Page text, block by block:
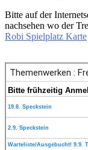
Bitte auf der
nachsehen wo der
Robi Spielplatz Karte